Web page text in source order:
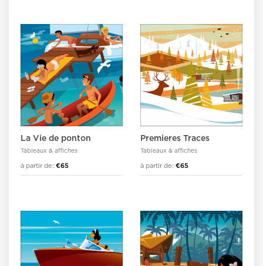
La Vie de ponton
Tableaux & affiches
à partir de: €65
Premieres Traces
Tableaux & affiches
à partir de: €65